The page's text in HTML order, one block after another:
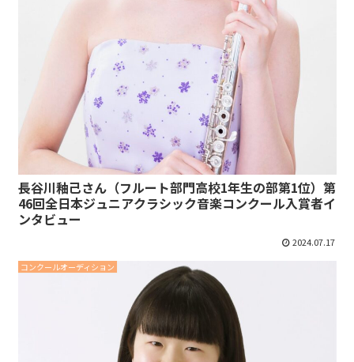
長谷川釉己さん（フルート部門高校1年生の部第1位）第
46回全日本ジュニアクラシック音楽コンクール入賞者イ
ンタビュー
2024.07.17
コンクールオーディション